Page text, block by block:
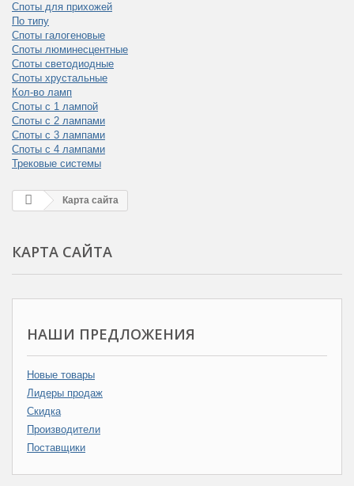
Споты для прихожей
По типу
Споты галогеновые
Споты люминесцентные
Споты светодиодные
Споты хрустальные
Кол-во ламп
Споты с 1 лампой
Споты с 2 лампами
Споты с 3 лампами
Споты с 4 лампами
Трековые системы
Карта сайта
КАРТА САЙТА
НАШИ ПРЕДЛОЖЕНИЯ
Новые товары
Лидеры продаж
Скидка
Производители
Поставщики